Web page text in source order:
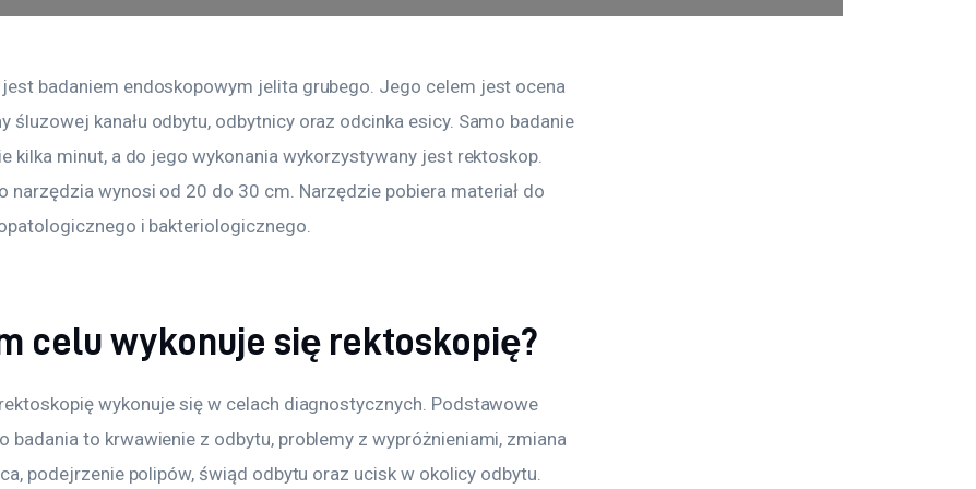
jest badaniem endoskopowym jelita grubego. Jego celem jest ocena
śluzowej kanału odbytu, odbytnicy oraz odcinka esicy. Samo badanie
kilka minut, a do jego wykonania wykorzystywany jest rektoskop.
narzędzia wynosi od 20 do 30 cm. Narzędzie pobiera materiał do
i bakteriologicznego.
celu wykonuje się rektoskopię?
wykonuje się w celach diagnostycznych. Podstawowe
badania to krwawienie z odbytu, problemy z wypróżnieniami, zmiana
podejrzenie polipów, świąd odbytu oraz ucisk w okolicy odbytu.